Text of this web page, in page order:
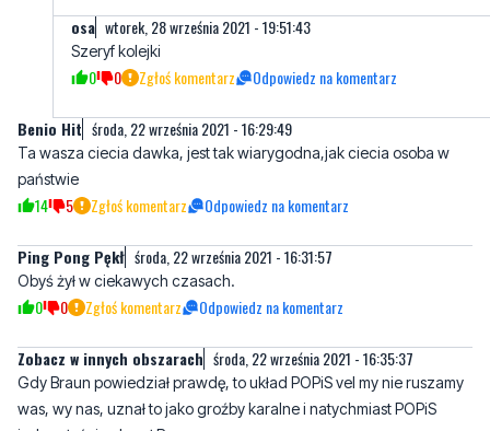
Benio Hit środa, 22 września 2021 - 16:29:49
Ta wasza ciecia dawka, jest tak wiarygodna,jak ciecia osoba w
14 5 Zgłoś komentarz Odpowiedz na komentarz
Ping Pong Pękł
Obyś żył w ciekawych czasach.
Zobacz w innych obszarach środa, 22 września 2021 - 16:35:37
Gdy Braun powiedział prawdę, to układ POPiS vel my nie ruszamy
jednogłośnie ukarał Brauna.
Gdy od dłuższego czasu naczelna rada medyczna i MZ znęca się
psychicznie nad narodem, używając sztuczek socjotechnicznych,